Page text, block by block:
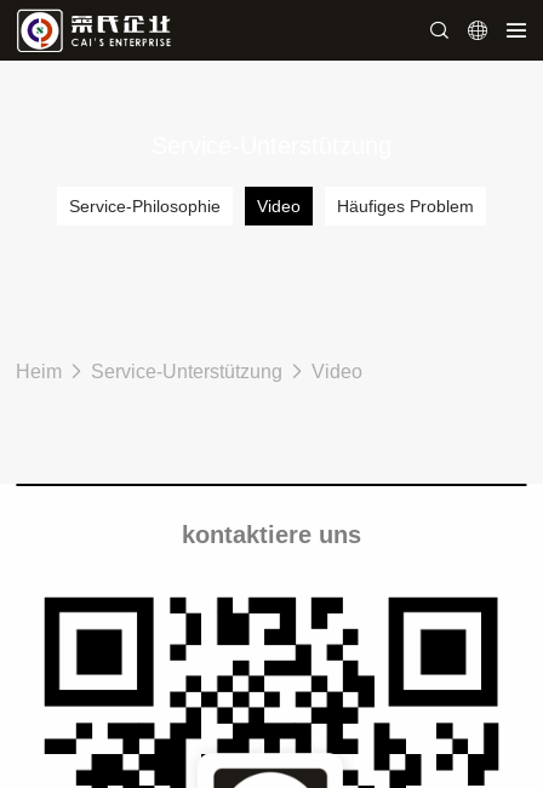
Service-Philosophie Video Häufiges Problem
Heim Service-Unterstützung Video
kontaktiere uns